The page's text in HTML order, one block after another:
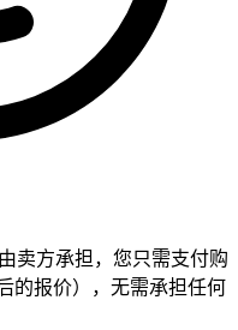
卖方承担，您只需支付购
的报价），无需承担任何